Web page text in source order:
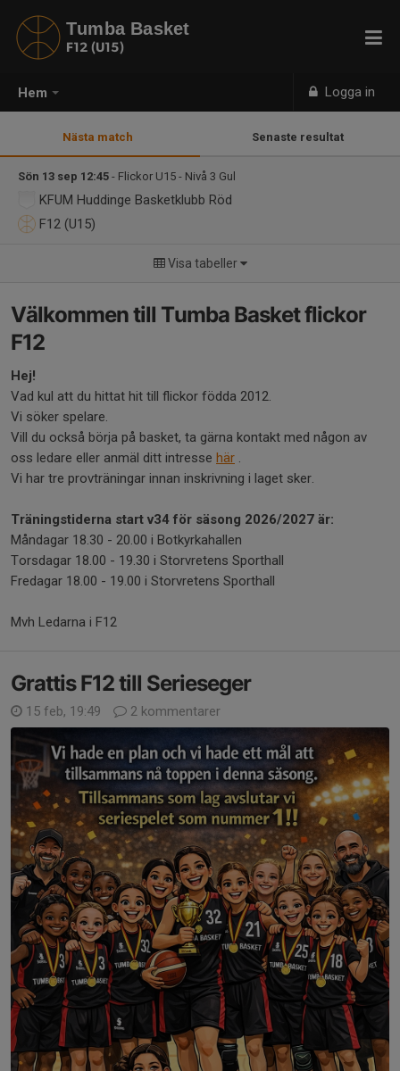
Hem Logga in
Tumba Basket
F12 (U15)
Nästa match Senaste resultat
Sön 13 sep 12:45 - Flickor U15 - Nivå 3 Gul
KFUM Huddinge Basketklubb Röd
F12 (U15)
Visa tabeller
Välkommen till Tumba Basket flickor
F12
Hej!
Vad kul att du hittat hit till flickor födda 2012.
Vi söker spelare.
Vill du också börja på basket, ta gärna kontakt med någon av
oss ledare eller anmäl ditt intresse här .
Vi har tre provträningar innan inskrivning i laget sker.
Träningstiderna start v34 för säsong 2026/2027 är:
Måndagar 18.30 - 20.00 i Botkyrkahallen
Torsdagar 18.00 - 19.30 i Storvretens Sporthall
Fredagar 18.00 - 19.00 i Storvretens Sporthall
Mvh Ledarna i F12
Grattis F12 till Serieseger
15 feb, 19:49 2 kommentarer